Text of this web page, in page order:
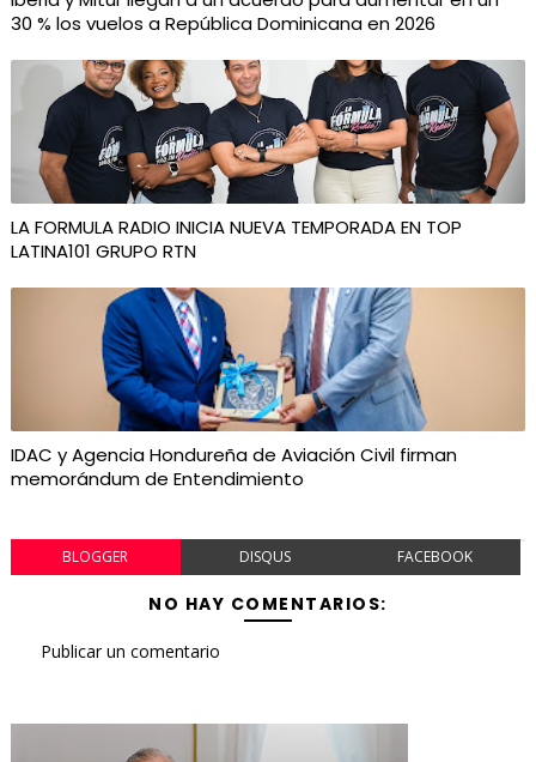
30 % los vuelos a República Dominicana en 2026
LA FORMULA RADIO INICIA NUEVA TEMPORADA EN TOP
LATINA101 GRUPO RTN
IDAC y Agencia Hondureña de Aviación Civil firman
memorándum de Entendimiento
BLOGGER DISQUS FACEBOOK
NO HAY COMENTARIOS:
Publicar un comentario